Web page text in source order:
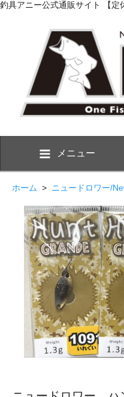
釣具アニー公式通販サイト 【
メニュー
ホーム > ニュードロワー/